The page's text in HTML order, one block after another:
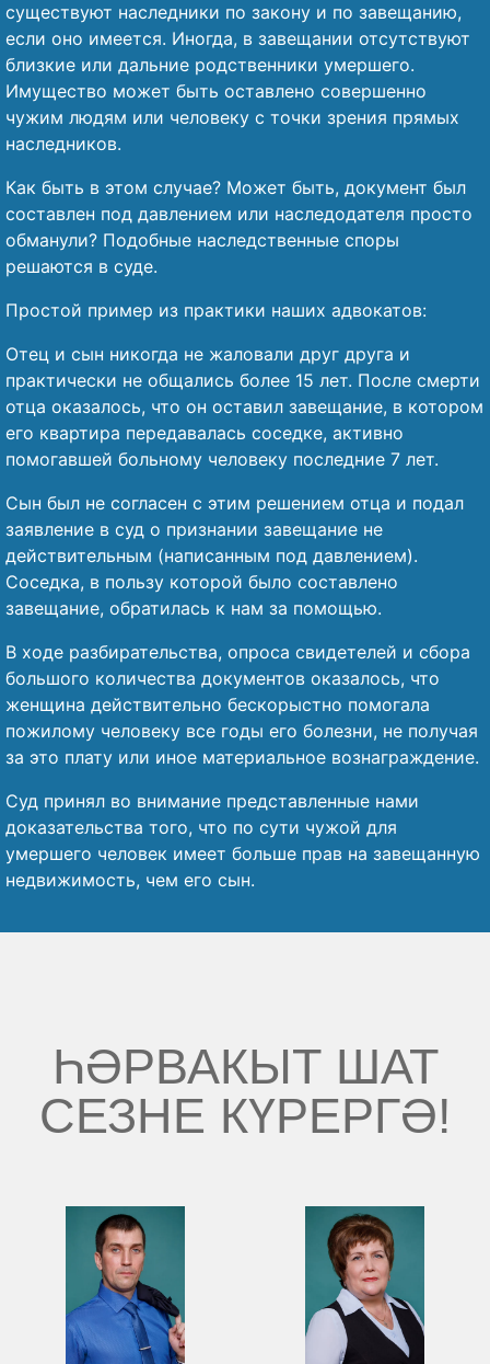
существуют наследники по закону и по завещанию,
если оно имеется. Иногда, в завещании отсутствуют
близкие или дальние родственники умершего.
Имущество может быть оставлено совершенно
чужим людям или человеку с точки зрения прямых
наследников.
Как быть в этом случае? Может быть, документ был
составлен под давлением или наследодателя просто
обманули? Подобные наследственные споры
решаются в суде.
Простой пример из практики наших адвокатов:
Отец и сын никогда не жаловали друг друга и
практически не общались более 15 лет. После смерти
отца оказалось, что он оставил завещание, в котором
его квартира передавалась соседке, активно
помогавшей больному человеку последние 7 лет.
Сын был не согласен с этим решением отца и подал
заявление в суд о признании завещание не
действительным (написанным под давлением).
Соседка, в пользу которой было составлено
завещание, обратилась к нам за помощью.
В ходе разбирательства, опроса свидетелей и сбора
большого количества документов оказалось, что
женщина действительно бескорыстно помогала
пожилому человеку все годы его болезни, не получая
за это плату или иное материальное вознаграждение.
Суд принял во внимание представленные нами
доказательства того, что по сути чужой для
умершего человек имеет больше прав на завещанную
недвижимость, чем его сын.
ҺӘРВАКЫТ ШАТ
СЕЗНЕ КҮРЕРГӘ!